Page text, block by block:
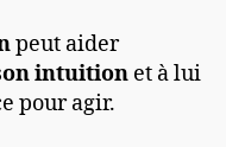
peut aider
intuition et à lui
pour agir.